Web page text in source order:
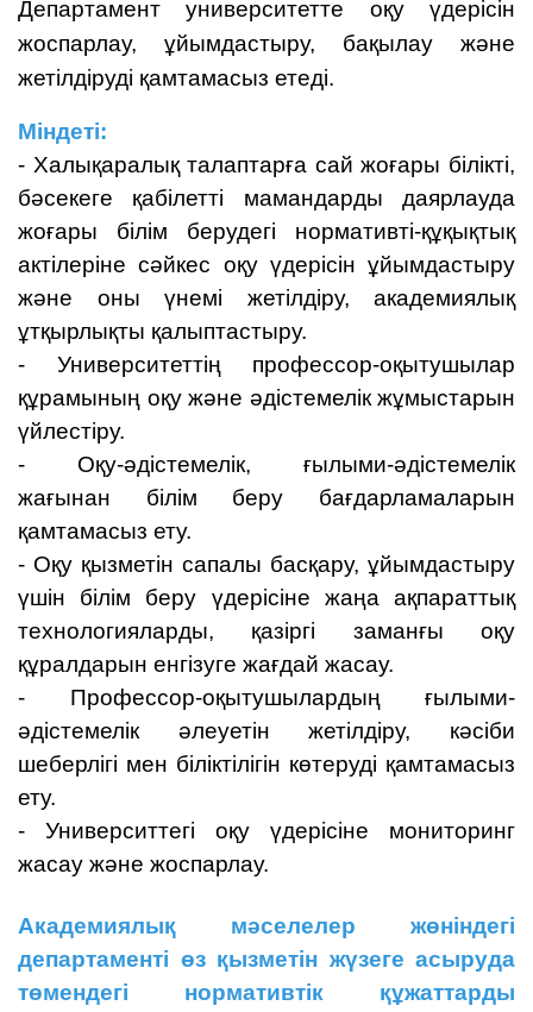
Департамент университетте оқу үдерісін
жоспарлау, ұйымдастыру, бақылау және
жетілдіруді қамтамасыз етеді.
Міндеті:
- Халықаралық талаптарға сай жоғары білікті,
бәсекеге қабілетті мамандарды даярлауда
жоғары білім берудегі нормативті-құқықтық
актілеріне сәйкес оқу үдерісін ұйымдастыру
және оны үнемі жетілдіру, академиялық
ұтқырлықты қалыптастыру.
- Университеттің профессор-оқытушылар
құрамының оқу және әдістемелік жұмыстарын
үйлестіру.
- Оқу-әдістемелік, ғылыми-әдістемелік
жағынан білім беру бағдарламаларын
қамтамасыз ету.
- Оқу қызметін сапалы басқару, ұйымдастыру
үшін білім беру үдерісіне жаңа ақпараттық
технологияларды, қазіргі заманғы оқу
құралдарын енгізуге жағдай жасау.
- Профессор-оқытушылардың ғылыми-
әдістемелік әлеуетін жетілдіру, кәсіби
шеберлігі мен біліктілігін көтеруді қамтамасыз
ету.
- Университтегі оқу үдерісіне мониторинг
жасау және жоспарлау.
Академиялық мәселелер жөніндегі
департаменті өз қызметін жүзеге асыруда
төмендегі нормативтік құжаттарды